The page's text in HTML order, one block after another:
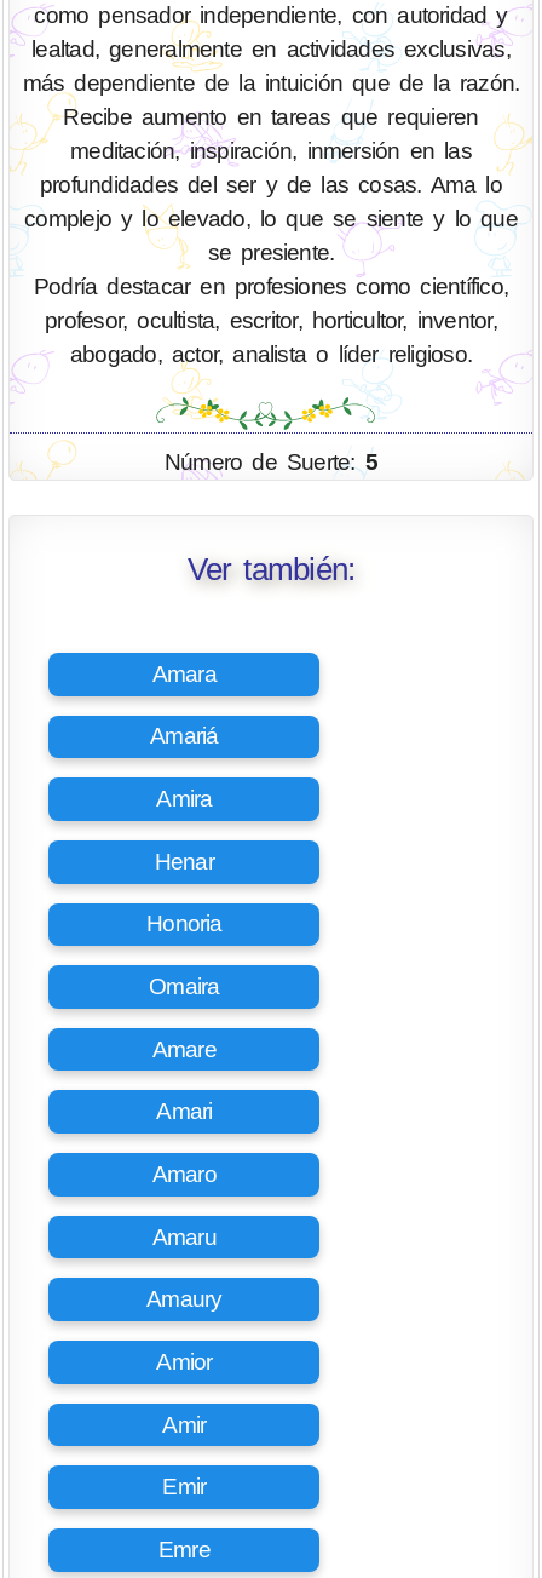
como pensador independiente, con autoridad y
lealtad, generalmente en actividades exclusivas,
más dependiente de la intuición que de la razón.
Recibe aumento en tareas que requieren
meditación, inspiración, inmersión en las
profundidades del ser y de las cosas. Ama lo
complejo y lo elevado, lo que se siente y lo que
se presiente.
Podría destacar en profesiones como científico,
profesor, ocultista, escritor, horticultor, inventor,
abogado, actor, analista o líder religioso.
Número de Suerte: 5
Ver también:
Amara
Amariá
Amira
Henar
Honoria
Omaira
Amare
Amari
Amaro
Amaru
Amaury
Amior
Amir
Emir
Emre